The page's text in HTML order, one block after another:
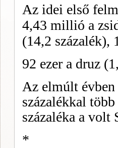
Az idei első
4,43 millió a
(14,2 százalék),
92 ezer a druz
Az elmúlt évben
százalékkal
százaléka a volt
*